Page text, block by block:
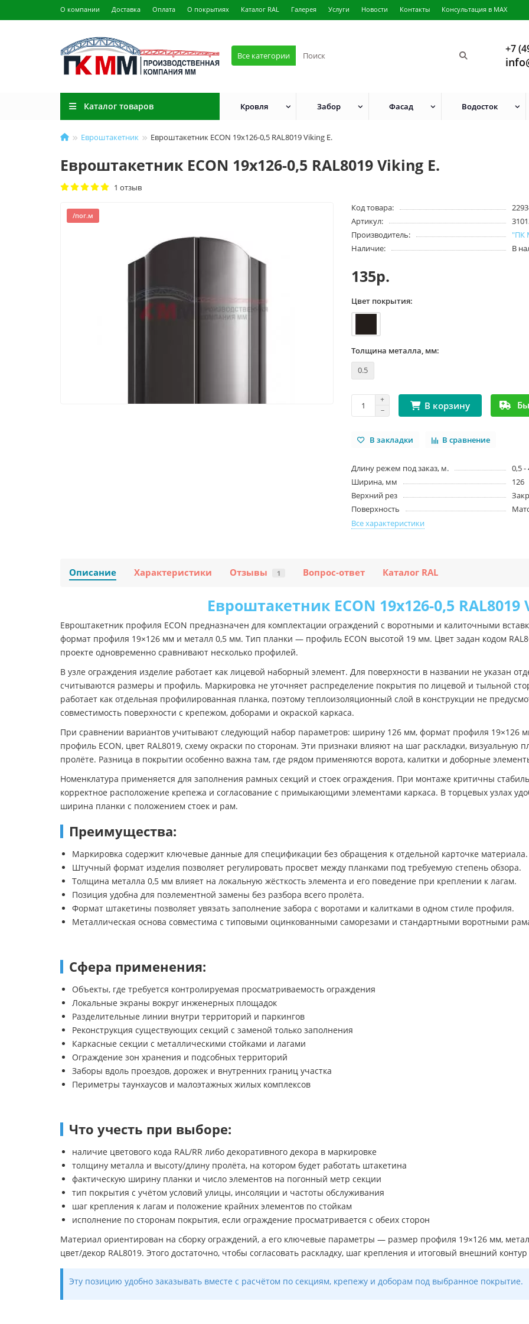
О компании Доставка Оплата О покрытиях Каталог RAL Галерея Услуги Новости Контакты Консультация в MAX
Все категории
+7
Каталог товаров Кровля Забор Фасад Водосток
Евроштакетник Евроштакетник ECON 19х126-0,5 RAL8019 Viking E.
Евроштакетник ECON 19х126-0,5 RAL8019 Viking E.
1 отзыв
/пог.м
Код товара:
Артикул:
Производитель:
"ПК
Наличие:
В
135р.
Цвет покрытия:
Толщина металла, мм:
0.5
В корзину
В закладки В сравнение
Длину режем под заказ, м.
0,5 -
Ширина, мм
126
Верхний рез
Поверхность
Все характеристики
Описание Характеристики Отзывы 1 Вопрос-ответ Каталог RAL
Евроштакетник ECON 19х126-0,5 RAL8019
Евроштакетник профиля ECON предназначен для комплектации ограждений с воротными и калиточными
формат профиля 19×126 мм и металл 0,5 мм. Тип планки — профиль ECON высотой 19 мм. Цвет задан кодом
проекте одновременно сравнивают несколько профилей.
В узле ограждения изделие работает как лицевой наборный элемент. Для поверхности в названии не указан
считываются размеры и профиль. Маркировка не уточняет распределение покрытия по лицевой и тыльной
работает как отдельная профилированная планка, поэтому теплоизоляционный слой в конструкции не
совместимость поверхности с крепежом, доборами и окраской каркаса.
При сравнении вариантов учитывают следующий набор параметров: ширину 126 мм, формат профиля 19×126
профиль ECON, цвет RAL8019, схему окраски по сторонам. Эти признаки влияют на шаг раскладки, визуальную
пролёте. Разница в покрытии особенно важна там, где рядом применяются ворота, калитки и доборные
Номенклатура применяется для заполнения рамных секций и стоек ограждения. При монтаже критичны
корректное расположение крепежа и согласование с примыкающими элементами каркаса. В торцевых узлах
ширина планки с положением стоек и рам.
Преимущества:
Маркировка содержит ключевые данные для спецификации без обращения к отдельной карточке материала.
Штучный формат изделия позволяет регулировать просвет между планками под требуемую степень обзора.
Толщина металла 0,5 мм влияет на локальную жёсткость элемента и его поведение при креплении к лагам.
Позиция удобна для поэлементной замены без разбора всего пролёта.
Формат штакетины позволяет увязать заполнение забора с воротами и калитками в одном стиле профиля.
Металлическая основа совместима с типовыми оцинкованными саморезами и стандартными воротными
Сфера применения:
Объекты, где требуется контролируемая просматриваемость ограждения
Локальные экраны вокруг инженерных площадок
Разделительные линии внутри территорий и паркингов
Реконструкция существующих секций с заменой только заполнения
Каркасные секции с металлическими стойками и лагами
Ограждение зон хранения и подсобных территорий
Заборы вдоль проездов, дорожек и внутренних границ участка
Периметры таунхаусов и малоэтажных жилых комплексов
Что учесть при выборе:
наличие цветового кода RAL/RR либо декоративного декора в маркировке
толщину металла и высоту/длину пролёта, на котором будет работать штакетина
фактическую ширину планки и число элементов на погонный метр секции
тип покрытия с учётом условий улицы, инсоляции и частоты обслуживания
шаг крепления к лагам и положение крайних элементов по стойкам
исполнение по сторонам покрытия, если ограждение просматривается с обеих сторон
Материал ориентирован на сборку ограждений, а его ключевые параметры — размер профиля 19×126 мм,
цвет/декор RAL8019. Этого достаточно, чтобы согласовать раскладку, шаг крепления и итоговый внешний
Эту позицию удобно заказывать вместе с расчётом по секциям, крепежу и доборам под выбранное покрытие.